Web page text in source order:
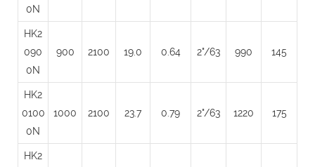
0N
HK2
090
0N
900 2100 19.0 0.64 2"/63 990 145
HK2
0100
0N
1000 2100 23.7 0.79 2"/63 1220 175
HK2